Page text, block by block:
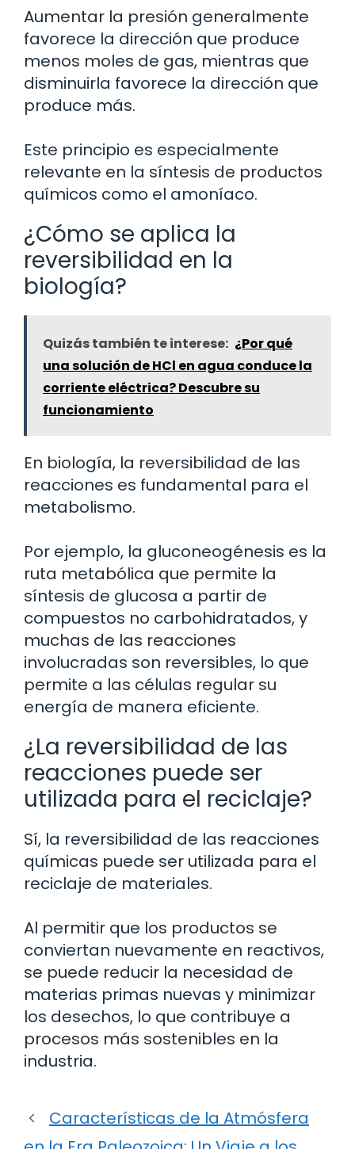
Aumentar la presión generalmente
favorece la dirección que produce
menos moles de gas, mientras que
disminuirla favorece la dirección que
produce más.
Este principio es especialmente
relevante en la síntesis de productos
químicos como el amoníaco.
¿Cómo se aplica la
reversibilidad en la
biología?
Quizás también te interese: ¿Por qué
una solución de HCl en agua conduce la
corriente eléctrica? Descubre su
funcionamiento
En biología, la reversibilidad de las
reacciones es fundamental para el
metabolismo.
Por ejemplo, la gluconeogénesis es la
ruta metabólica que permite la
síntesis de glucosa a partir de
compuestos no carbohidratados, y
muchas de las reacciones
involucradas son reversibles, lo que
permite a las células regular su
energía de manera eficiente.
¿La reversibilidad de las
reacciones puede ser
utilizada para el reciclaje?
Sí, la reversibilidad de las reacciones
químicas puede ser utilizada para el
reciclaje de materiales.
Al permitir que los productos se
conviertan nuevamente en reactivos,
se puede reducir la necesidad de
materias primas nuevas y minimizar
los desechos, lo que contribuye a
procesos más sostenibles en la
industria.
Características de la Atmósfera